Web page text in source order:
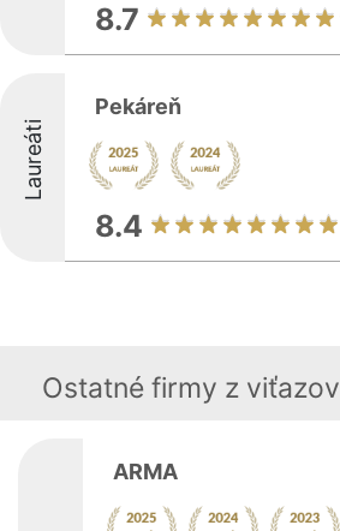
8.7
Laureáti
Pekáreň
8.4
Ostatné firmy z viťazov
ARMA